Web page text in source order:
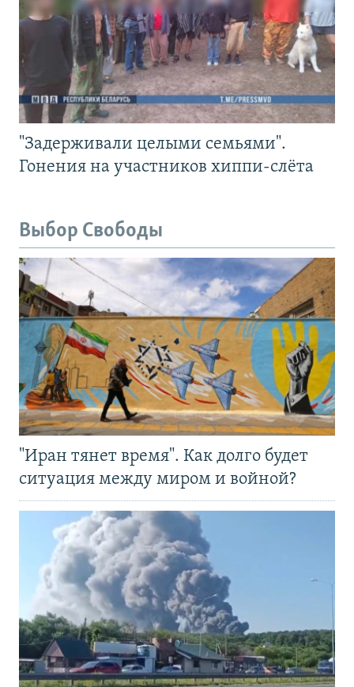
"Задерживали целыми семьями".
Гонения на участников хиппи-слёта
Выбор Свободы
"Иран тянет время". Как долго будет
ситуация между миром и войной?